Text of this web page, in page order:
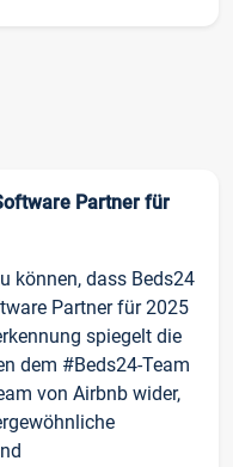
Partner für
können, dass Beds24
Partner für 2025
spiegelt die
dem #Beds24-Team
von Airbnb wider,